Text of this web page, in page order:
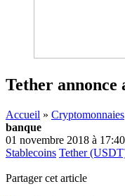
Tether annonce
Accueil » Cryptomonnaies
banque
01 novembre 2018 à 17:40
Stablecoins Tether
Partager cet article